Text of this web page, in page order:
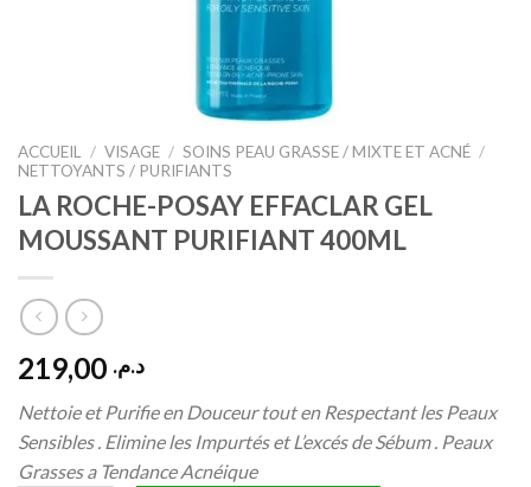
ACCUEIL / VISAGE / SOINS PEAU GRASSE / MIXTE ET ACNÉ /
NETTOYANTS / PURIFIANTS
LA ROCHE-POSAY EFFACLAR GEL
MOUSSANT PURIFIANT 400ML
د.م.
Nettoie et Purifie en Douceur tout en Respectant les Peaux
Sensibles . Elimine les Impurtés et L’excés de Sébum . Peaux
Grasses a Tendance Acnéique